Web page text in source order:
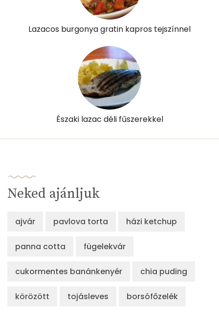
Lazacos burgonya gratin kapros tejszínnel
Északi lazac déli fűszerekkel
Neked ajánljuk
ajvár pavlova torta házi ketchup
panna cotta fügelekvár
cukormentes banánkenyér chia puding
körözött tojásleves borsófőzelék